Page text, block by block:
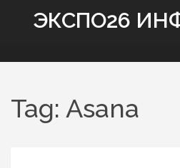
ЭКСПО26
Tag: Asana